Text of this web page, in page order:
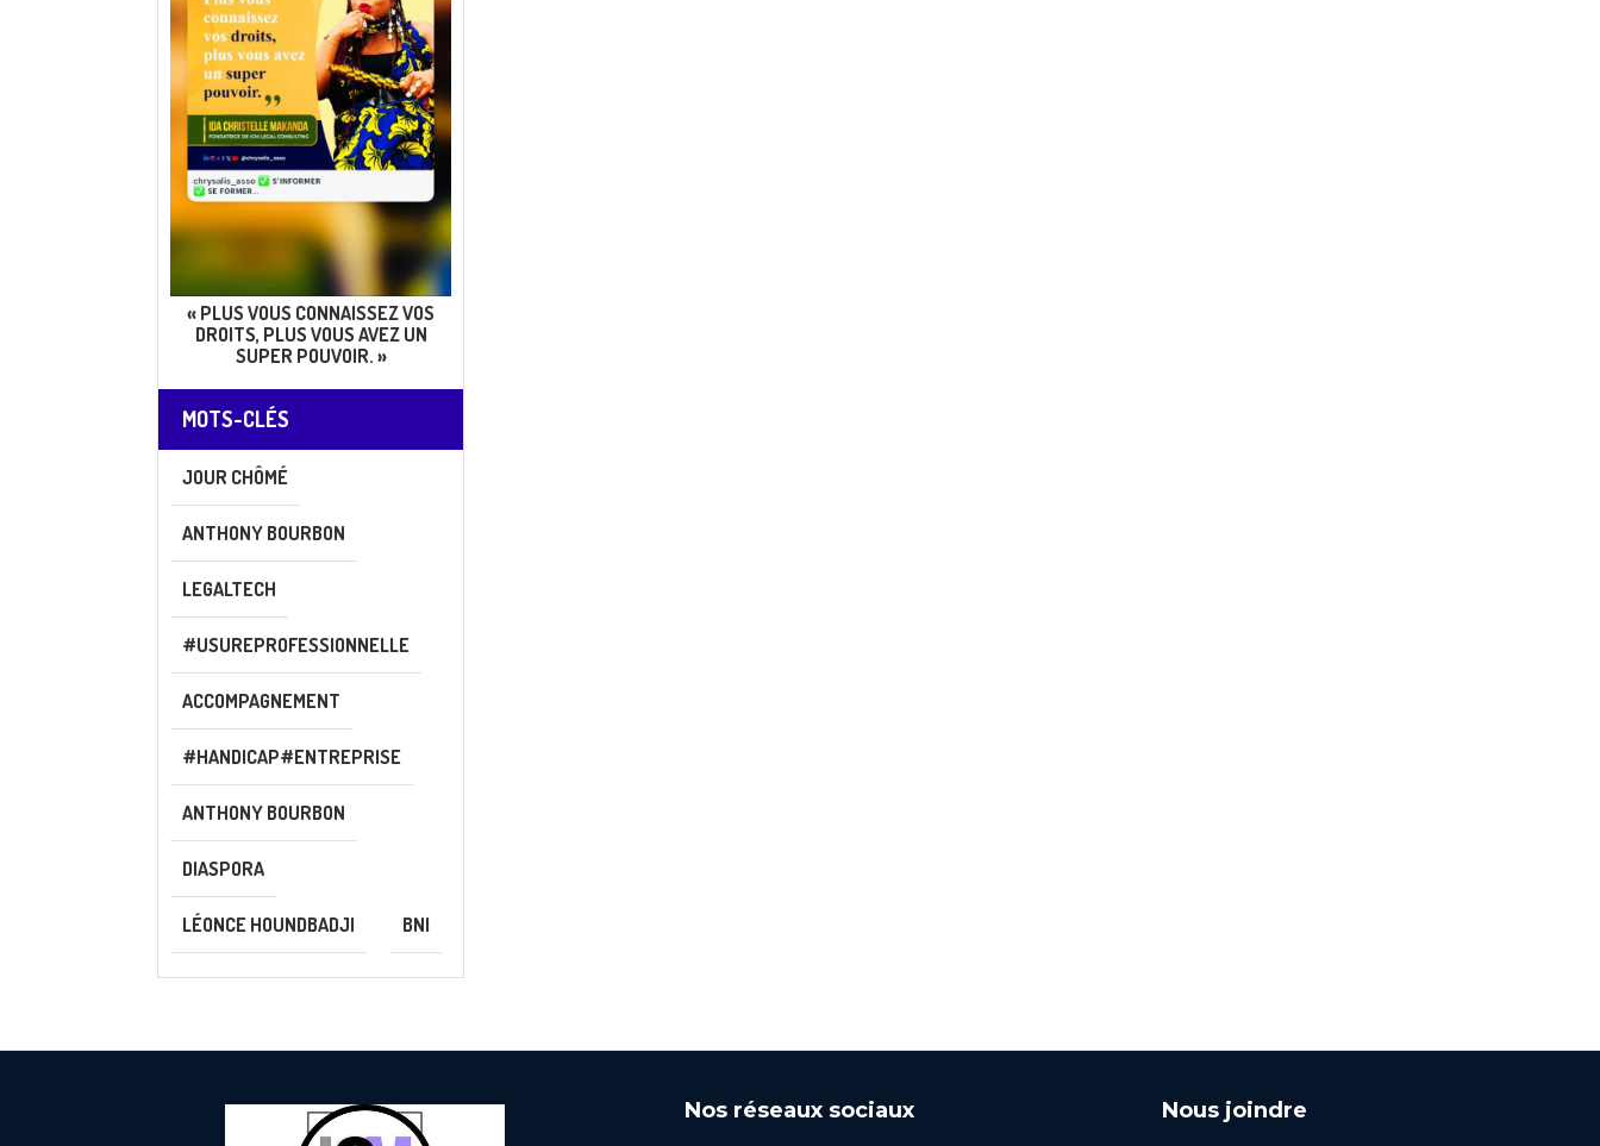
« PLUS VOUS CONNAISSEZ VOS
DROITS, PLUS VOUS AVEZ UN
SUPER POUVOIR. »
MOTS-CLÉS
JOUR CHÔMÉ
ANTHONY BOURBON
LEGALTECH
#USUREPROFESSIONNELLE
ACCOMPAGNEMENT
#HANDICAP#ENTREPRISE
ANTHONY BOURBON
DIASPORA
LÉONCE HOUNDBADJI BNI
Nos réseaux sociaux Nous joindre